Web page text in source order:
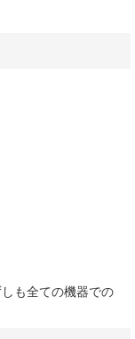
も全ての機器での